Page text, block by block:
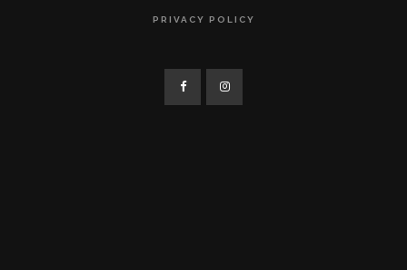
PRIVACY POLICY